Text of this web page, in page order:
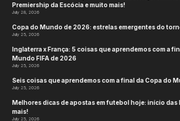
Premiership da Escócia e muito mais!
July 28, 2026
Copa do Mundo de 2026: estrelas emergentes do
July 25, 2026
Inglaterra x França: 5 coisas que aprendemos com a
Mundo FIFA de 2026
July 25, 2026
Seis coisas que aprendemos com a final da Copa do
July 25, 2026
Melhores dicas de apostas em futebol hoje: início das
mais!
July 25, 2026